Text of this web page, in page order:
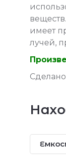
имеет
лучей,